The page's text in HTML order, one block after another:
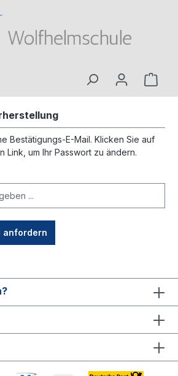
Bestätigungs-E-Mail. Klicken Sie auf
Link, um Ihr Passwort zu ändern.
anfordern